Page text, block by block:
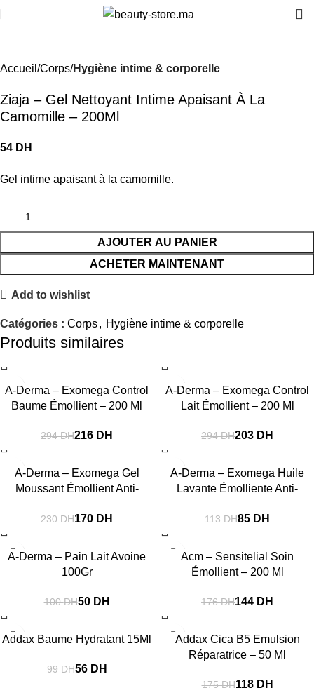
Accueil Corps Hygiène intime & corporelle
Ziaja – Gel Nettoyant Intime Apaisant À La
Camomille – 200Ml
DH
Gel intime apaisant à la camomille.
AJOUTER AU PANIER
ACHETER MAINTENANT
Add to wishlist
Catégories : Corps, Hygiène intime & corporelle
Produits similaires
A-Derma – Exomega Control
Baume Émollient – 200 Ml
294DH216 DH
A-Derma – Exomega Control
Lait Émollient – 200 Ml
294DH203 DH
A-Derma – Exomega Gel
Moussant Émollient Anti-
230DH170 DH
A-Derma – Exomega Huile
Lavante Émolliente Anti-
113DH85 DH
A-Derma – Pain Lait Avoine
100Gr
100DH50 DH
Acm – Sensitelial Soin
Émollient – 200 Ml
176DH144 DH
Addax Baume Hydratant 15Ml
99DH56 DH
Addax Cica B5 Emulsion
Réparatrice – 50 Ml
175DH118 DH